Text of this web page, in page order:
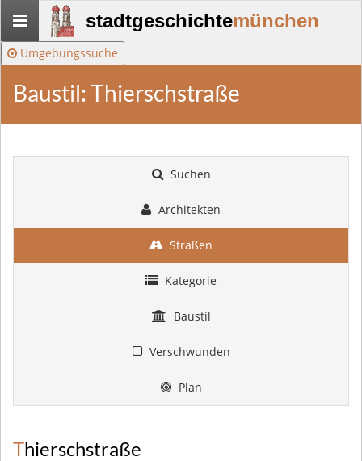
Stadtgeschichte-
München
stadtgeschichtemünchen
Umgebungssuche
Baustil: Thierschstraße
Suchen
Architekten
Straßen
Kategorie
Baustil
Verschwunden
Plan
Thierschstraße